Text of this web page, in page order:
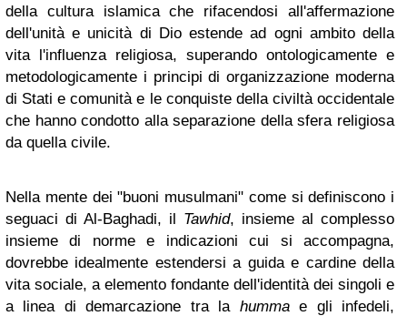
della cultura islamica che rifacendosi all'affermazione
dell'unità e unicità di Dio estende ad ogni ambito della
vita l'influenza religiosa, superando ontologicamente e
metodologicamente i principi di organizzazione moderna
di Stati e comunità e le conquiste della civiltà occidentale
che hanno condotto alla separazione della sfera religiosa
da quella civile.
Nella mente dei "buoni musulmani" come si definiscono i
seguaci di Al-Baghadi, il Tawhid, insieme al complesso
insieme di norme e indicazioni cui si accompagna,
dovrebbe idealmente estendersi a guida e cardine della
vita sociale, a elemento fondante dell'identità dei singoli e
a linea di demarcazione tra la hummae gli infedeli,